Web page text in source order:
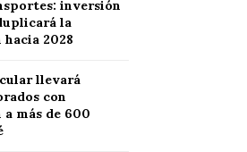
inversión
la
2028
llevará
con
a más de 600